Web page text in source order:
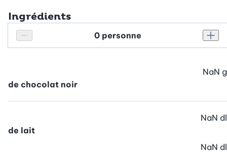
Ingrédients
Réduire le nombre de personnes
Personnes
de chocolat noir
NaN g
de lait
NaN dl
NaN dl